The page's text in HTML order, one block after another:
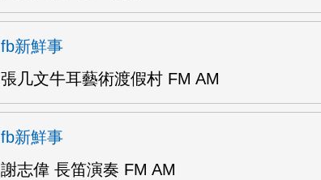
fb新鮮事
張几文牛耳藝術渡假村 FM AM
fb新鮮事
謝志偉 長笛演奏 FM AM